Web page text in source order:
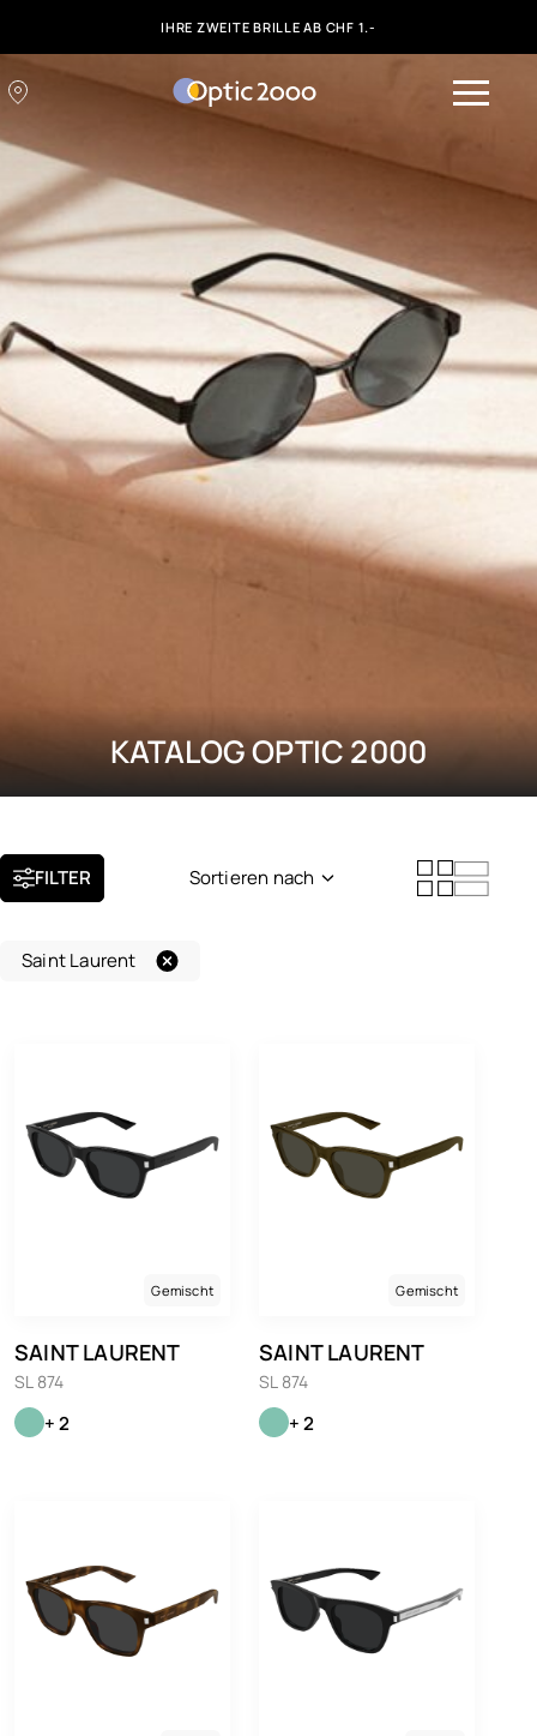
IHRE ZWEITE BRILLE AB CHF 1.-
KATALOG OPTIC 2000
FILTER Sortieren nach
Saint Laurent
Gemischt
SAINT LAURENT
SL 874
+ 2
Gemischt
SAINT LAURENT
SL 874
+ 2